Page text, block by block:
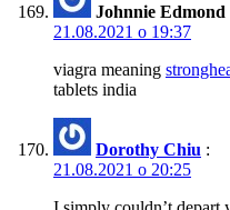
Johnnie Edmond
21.08.2021 о 19:37
viagra meaning
tablets india
Dorothy Chiu :
21.08.2021 о 20:25